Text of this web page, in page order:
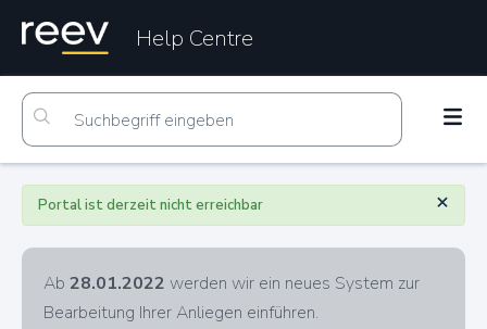
Help Centre
×
Portal ist derzeit nicht erreichbar
Ab 28.01.2022 werden wir ein neues System zur
Bearbeitung Ihrer Anliegen einführen.